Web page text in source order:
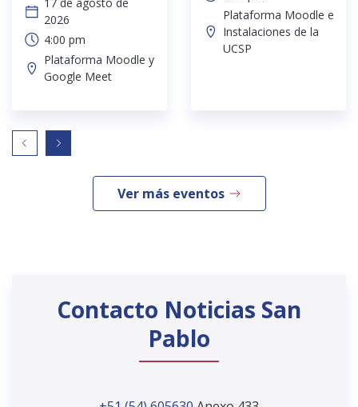
2026
4:00 pm
Plataforma Moodle y
Google Meet
Plataforma Moodle e
Instalaciones de la
UCSP
Ver más eventos
Contacto Noticias San
Pablo